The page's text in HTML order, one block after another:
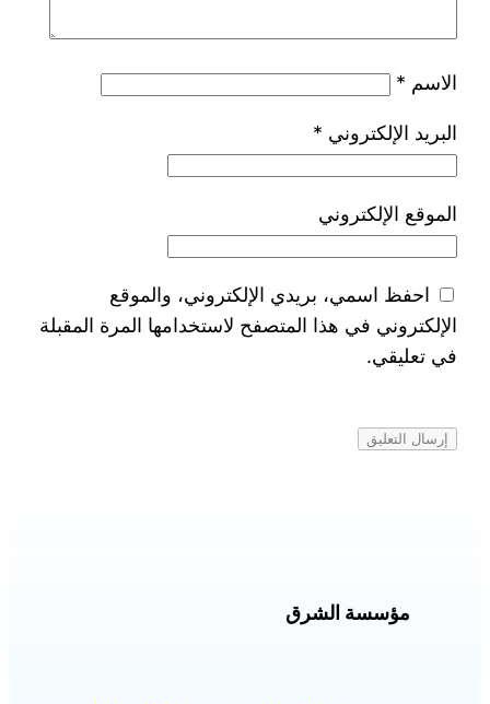
الاسم *
البريد الإلكتروني *
الموقع الإلكتروني
احفظ اسمي، بريدي الإلكتروني، والموقع
الإلكتروني في هذا المتصفح لاستخدامها المرة المقبلة
في تعليقي.
مؤسسة الشرق